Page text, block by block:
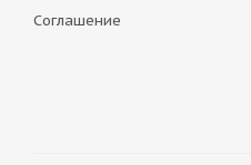
Соглашение